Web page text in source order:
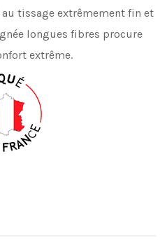
tissage extrêmement fin et
longues fibres procure
extrême.